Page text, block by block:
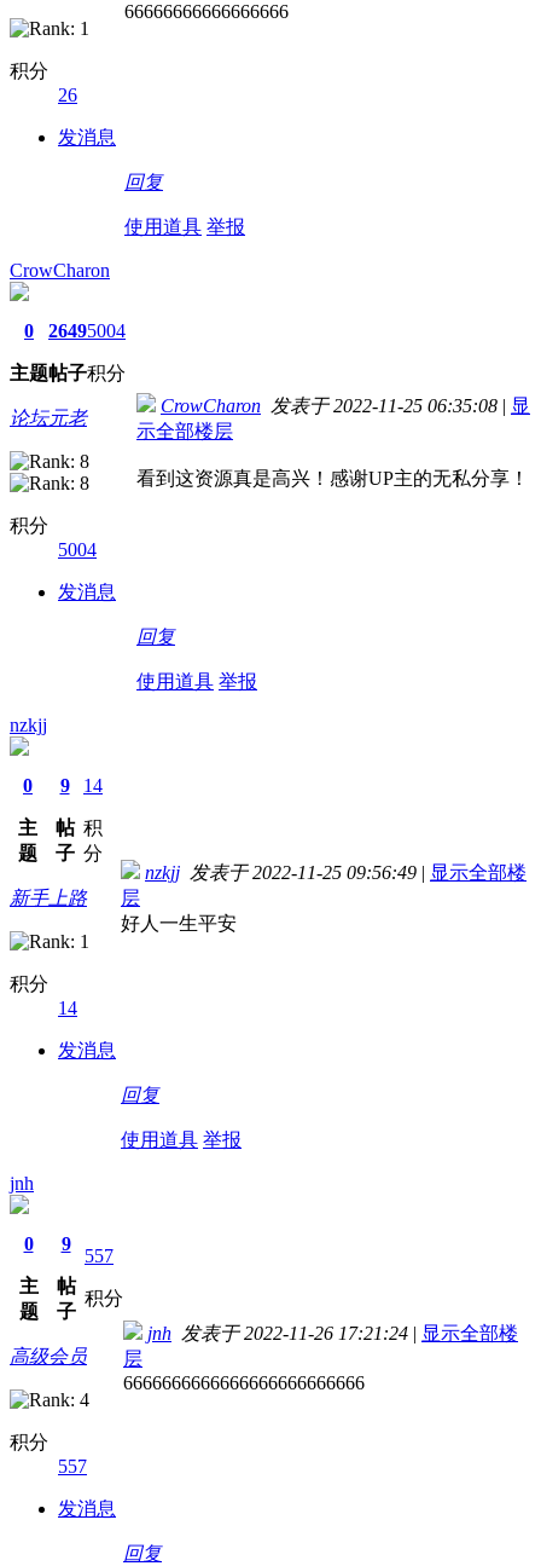
积分
26
发消息
66666666666666666
回复
使用道具 举报
CrowCharon
0
主题
2649
帖子
5004
积分
论坛元老
积分
5004
发消息
CrowCharon 发表于 2022-11-25 06:35:08 | 显
示全部楼层
看到这资源真是高兴！感谢UP主的无私分享！
回复
使用道具 举报
nzkjj
0
主
题
9
帖
子
14
积
分
新手上路
积分
14
发消息
nzkjj 发表于 2022-11-25 09:56:49 | 显示全部楼
层
好人一生平安
回复
使用道具 举报
jnh
0
主
题
9
帖
子
557
积分
高级会员
积分
557
发消息
jnh 发表于 2022-11-26 17:21:24 | 显示全部楼
层
6666666666666666666666666
回复